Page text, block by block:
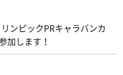
ンピックPRキャラバンカ
加します！